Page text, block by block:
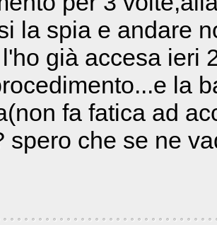
la spia e andare
già accesa ieri
la
fa fatica ad
spero che se ne